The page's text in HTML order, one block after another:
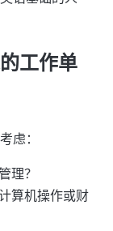
工作单
虑：
理？
算机操作或财